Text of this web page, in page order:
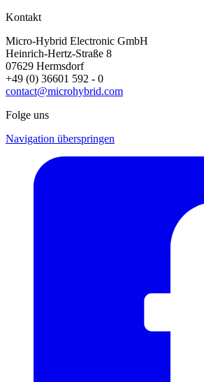
Kontakt
Micro-Hybrid Electronic GmbH
Heinrich-Hertz-Straße 8
07629 Hermsdorf
+49 (0) 36601 592 - 0
contact@microhybrid.com
Folge uns
Navigation überspringen